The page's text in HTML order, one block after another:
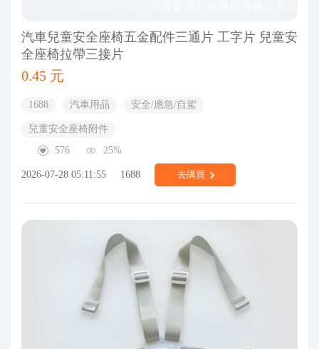
汽車兒童安全座椅五金配件三通片 工字片 兒童安
全座椅拉帶三接片
0.45 元
1688 汽車用品 安全/應急/自駕
兒童安全座椅附件
576
25%
2026-07-28 05:11:55 1688 去購買